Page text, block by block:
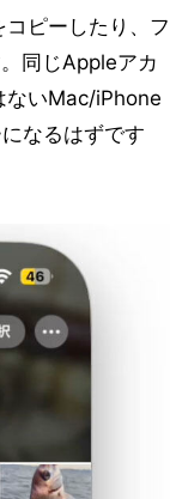
ピーしたり、フ
同じAppleアカ
ないMac/iPhone
なるはずです